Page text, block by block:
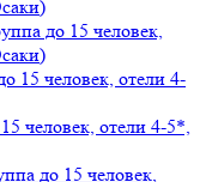
до 15 человек,
человек, отели 4-5*,